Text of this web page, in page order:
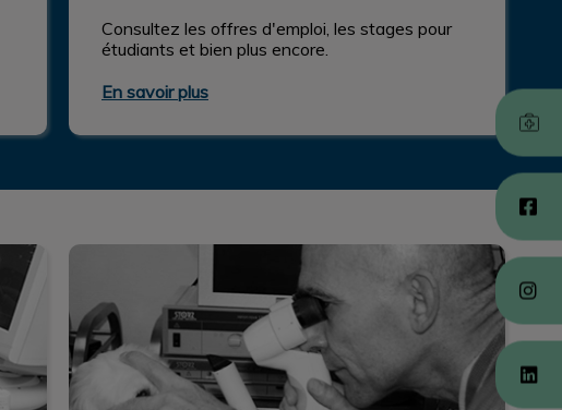
Consultez les offres d'emploi, les stages pour
étudiants et bien plus encore.
En savoir plus